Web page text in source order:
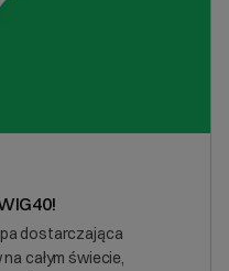
dostarczająca
całym świecie,